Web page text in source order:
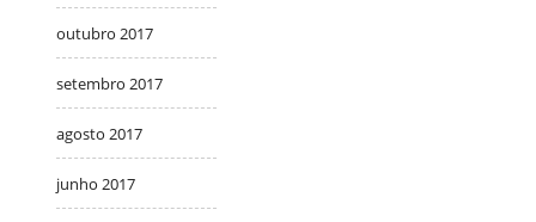
outubro 2017
setembro 2017
agosto 2017
junho 2017